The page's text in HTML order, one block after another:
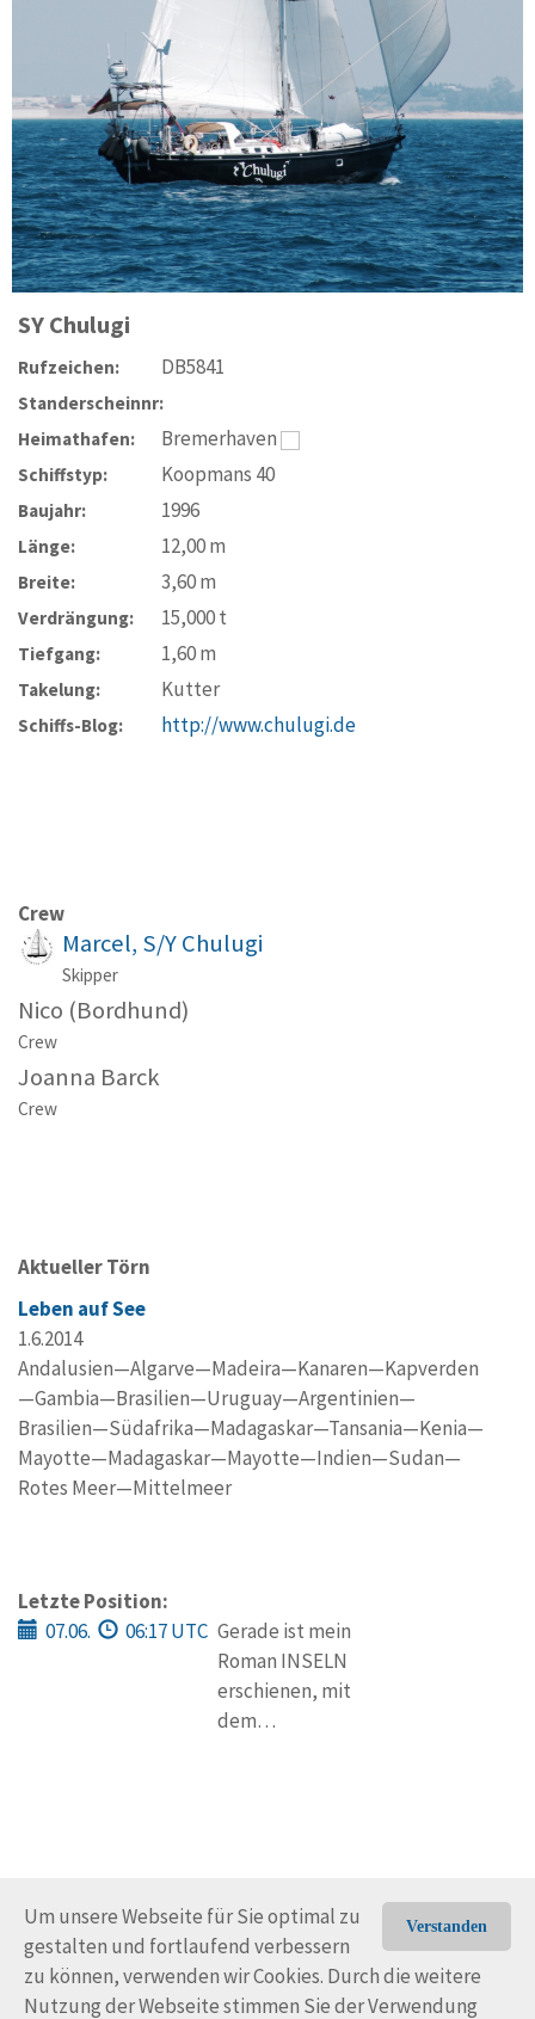
Verstanden
Um unsere Webseite für Sie optimal zu
gestalten und fortlaufend verbessern
zu können, verwenden wir Cookies. Durch die weitere
Nutzung der Webseite stimmen Sie der Verwendung
SYChulugi
Rufzeichen: DB5841
Standerscheinnr:
Heimathafen:
Bremerhaven
Schiffstyp: Koopmans 40
Baujahr: 1996
Länge: 12,00m
Breite: 3,60m
Verdrängung: 15,000t
Tiefgang: 1,60m
Takelung: Kutter
Schiffs-Blog: http://www.chulugi.de
Crew
Marcel, S/Y Chulugi
Skipper
Nico (Bordhund)
Crew
Joanna Barck
Crew
Aktueller Törn
Leben auf See
1.6.2014
Andalusien—Algarve—Madeira—Kanaren—Kapverden
—Gambia—Brasilien—Uruguay—Argentinien—
Brasilien—Südafrika—Madagaskar—Tansania—Kenia—
Mayotte—Madagaskar—Mayotte—Indien—Sudan—
Rotes Meer—Mittelmeer
Letzte Position:
07.06.
06:17 UTC Gerade ist mein
Roman INSELN
erschienen, mit
dem…
© Trans-Ocean e.V. 2010-2026 Impressum
Nutzungsbedingungen
Rechtliche Hinweise